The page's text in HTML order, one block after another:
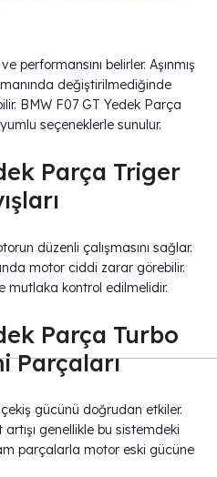
performansını belirler. Aşınmış
değiştirilmediğinde
BMW F07 GT Yedek Parça
seçeneklerle sunulur.
Parça Triger
düzenli çalışmasını sağlar.
motor ciddi zarar görebilir.
mutlaka kontrol edilmelidir.
Parça Turbo
Parçaları
gücünü doğrudan etkiler.
genellikle bu sistemdeki
parçalarla motor eski gücüne